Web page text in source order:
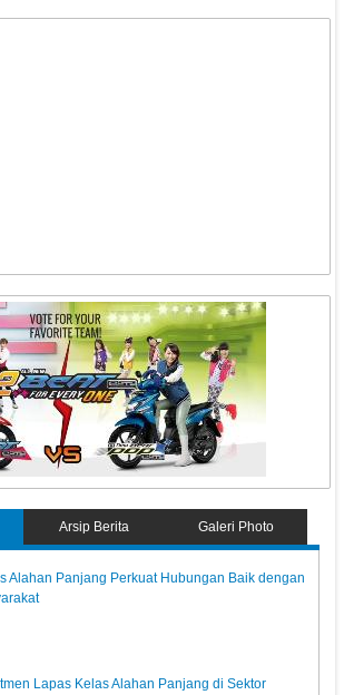
Arsip Berita Galeri Photo
Alahan Panjang Perkuat Hubungan Baik dengan
Lapas Kelas Alahan Panjang di Sektor